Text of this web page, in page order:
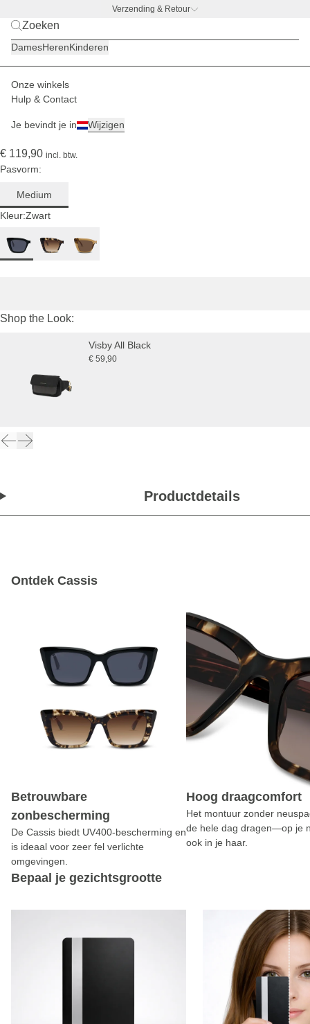
Verzending & Retour
DamesHerenKinderen
Onze winkels
Hulp & Contact
Je bevindt je in Wijzigen
Dames Zonnebrillen
Voor een
gemiddeld
€ 119,90 incl. btw.
Pasvorm:
Medium
Kleur:Zwart
Shop the Look:
Visby All Black
€ 59,90
Productdetails
Ontdek Cassis
Betrouwbare
zonbescherming
De Cassis biedt UV400-bescherming en
is ideaal voor zeer fel verlichte
omgevingen.
Hoog draagcomfort
Het montuur zonder
de hele dag dragen—op je
ook in je haar.
Bepaal je gezichtsgrootte